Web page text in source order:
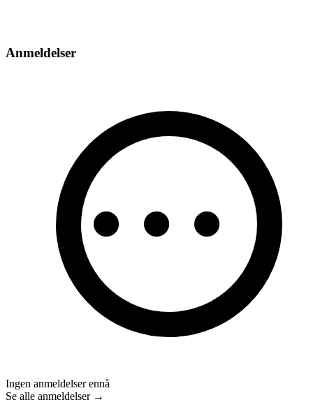
Anmeldelser
Ingen anmeldelser ennå
Se alle anmeldelser →